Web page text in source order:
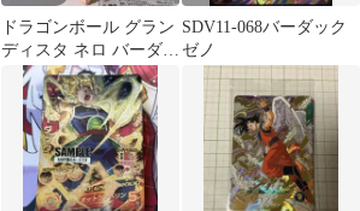
ドラゴンボール グラン
ディスタ ネロ バーダッ
ク フィギュア
SDV11-068バーダック
ゼノ